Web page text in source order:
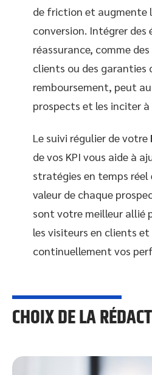
de friction et augmente
conversion. Intégrer des
réassurance, comme
clients ou des garanties
remboursement, peut
prospects et les inciter
Le suivi régulier de votre
de vos KPI vous aide à
stratégies en temps réel
valeur de chaque
sont votre meilleur allié
les visiteurs en clients
continuellement vos
CHOIX DE LA